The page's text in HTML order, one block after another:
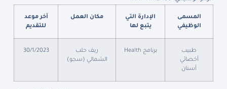
المسمى
الوظيفي
الإدارة التي
يتبع لها
مكان العمل
آخر موعد
للتقديم
طبيب
أخصائي
أسنان
برنامج Health
ريف حلب
الشمالي (سجو)
30/1/2023